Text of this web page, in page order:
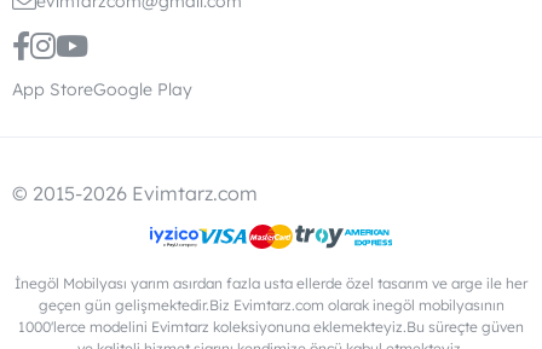
App StoreGoogle Play
© 2015-2026 Evimtarz.com
İnegöl Mobilyası yarım asırdan fazla usta ellerde özel tasarım ve arge ile her
geçen gün gelişmektedir.Biz Evimtarz.com olarak inegöl mobilyasının
1000'lerce modelini Evimtarz koleksiyonuna eklemekteyiz.Bu süreçte güven